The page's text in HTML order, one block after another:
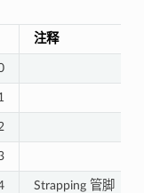
注释
Strapping 管脚